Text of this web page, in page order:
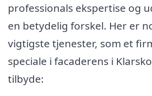
professionals ekspertise og
en betydelig forskel. Her er
vigtigste tjenester, som et
speciale i facaderens i
tilbyde: